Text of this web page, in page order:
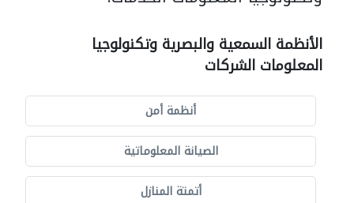
الأنظمة السمعية والبصرية وتكنولوجيا
المعلومات الشركات
أنظمة أمن
الصيانة المعلوماتية
أتمتة المنازل